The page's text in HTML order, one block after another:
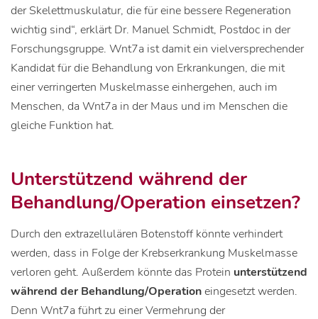
der Skelettmuskulatur, die für eine bessere Regeneration
wichtig sind“, erklärt Dr. Manuel Schmidt, Postdoc in der
Forschungsgruppe. Wnt7a ist damit ein vielversprechender
Kandidat für die Behandlung von Erkrankungen, die mit
einer verringerten Muskelmasse einhergehen, auch im
Menschen, da Wnt7a in der Maus und im Menschen die
gleiche Funktion hat.
Unterstützend während der
Behandlung/Operation einsetzen?
Durch den extrazellulären Botenstoff könnte verhindert
werden, dass in Folge der Krebserkrankung Muskelmasse
verloren geht. Außerdem könnte das Protein unterstützend
während der Behandlung/Operationeingesetzt werden.
Denn Wnt7a führt zu einer Vermehrung der